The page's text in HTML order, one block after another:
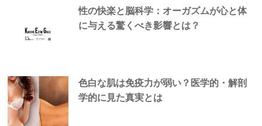
性の快楽と脳科学：オーガズムが心と体
に与える驚くべき影響とは？
色白な肌は免疫力が弱い？医学的・解剖
学的に見た真実とは